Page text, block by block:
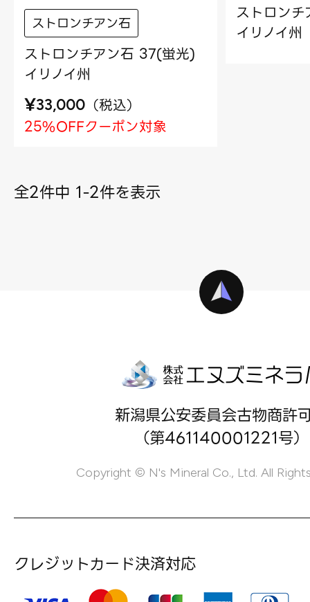
ストロンチアン石
ストロンチアン石 37(蛍光)
イリノイ州
¥33,000 （税込）
25%OFFクーポン対象
ストロン
イリノイ州
全2件中 1-2件を表示
新潟県公安委員会古物商許
（第461140001221号）
Copyright © N's Mineral Co., Ltd. All
クレジットカード決済対応